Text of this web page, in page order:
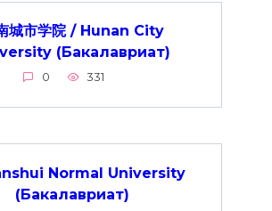
城市学院 / Hunan City
(Бакалавриат)
0 331
Normal University
(Бакалавриат)